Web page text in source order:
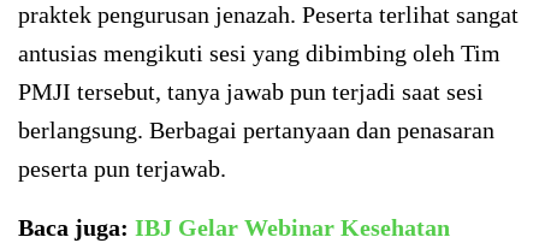
praktek pengurusan jenazah. Peserta terlihat sangat
antusias mengikuti sesi yang dibimbing oleh Tim
PMJI tersebut, tanya jawab pun terjadi saat sesi
berlangsung. Berbagai pertanyaan dan penasaran
peserta pun terjawab.
Baca juga: IBJ Gelar Webinar Kesehatan